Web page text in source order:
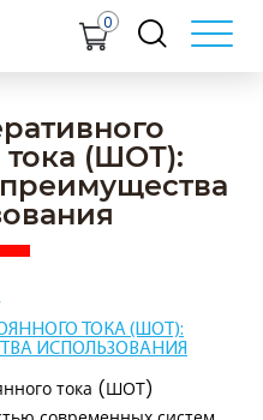
0
тока (ШОТ):
ТОКА (ШОТ):
ИСПОЛЬЗОВАНИЯ
тока (ШОТ)